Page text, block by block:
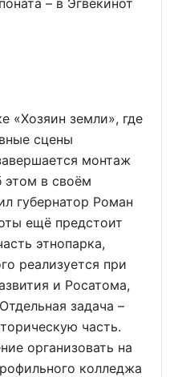
«Хозяин земли», где
сцены
монтаж
этом в своём
губернатор Роман
ещё предстоит
этнопарка,
реализуется при
и Росатома,
задача –
часть.
организовать на
колледжа